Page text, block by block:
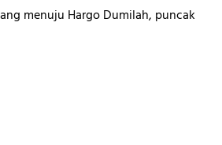
menuju Hargo Dumilah, puncak